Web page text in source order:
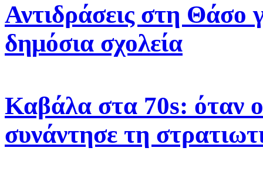
Αντιδράσεις στη Θάσο
δημόσια σχολεία
Καβάλα στα 70s: όταν
συνάντησε τη